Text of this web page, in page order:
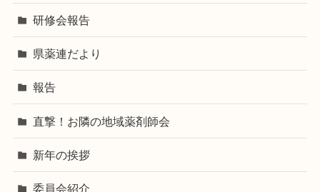
研修会報告
県薬連だより
報告
直撃！お隣の地域薬剤師会
新年の挨拶
委員会紹介